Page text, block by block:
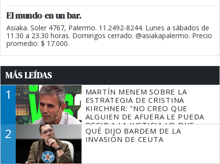
El mundo en un bar.
Asiaka. Soler 4767, Palermo. 11.2492-8244. Lunes a sábados de
11.30 a 23.30 horas. Domingos cerrado. @asiakapalermo. Precio
promedio: $ 17.000.
MÁS LEÍDAS
1
MARTÍN MENEM SOBRE LA
ESTRATEGIA DE CRISTINA
KIRCHNER: "NO CREO QUE
ALGUIEN DE AFUERA LE PUEDA
DECIR A LA JUSTICIA LO QUE
TIENE QUE HACER"
2
QUÉ DIJO BARDEM DE LA
INVASIÓN DE CEUTA